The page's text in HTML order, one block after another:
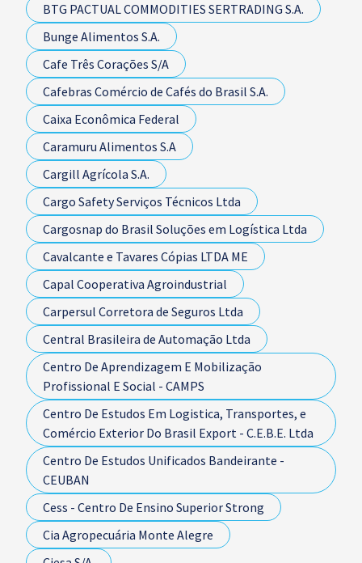
BTG PACTUAL COMMODITIES SERTRADING S.A.
Bunge Alimentos S.A.
Cafe Três Corações S/A
Cafebras Comércio de Cafés do Brasil S.A.
Caixa Econômica Federal
Caramuru Alimentos S.A
Cargill Agrícola S.A.
Cargo Safety Serviços Técnicos Ltda
Cargosnap do Brasil Soluções em Logística Ltda
Cavalcante e Tavares Cópias LTDA ME
Capal Cooperativa Agroindustrial
Carpersul Corretora de Seguros Ltda
Central Brasileira de Automação Ltda
Centro De Aprendizagem E Mobilização
Profissional E Social - CAMPS
Centro De Estudos Em Logistica, Transportes, e
Comércio Exterior Do Brasil Export - C.E.B.E. Ltda
Centro De Estudos Unificados Bandeirante -
CEUBAN
Cess - Centro De Ensino Superior Strong
Cia Agropecuária Monte Alegre